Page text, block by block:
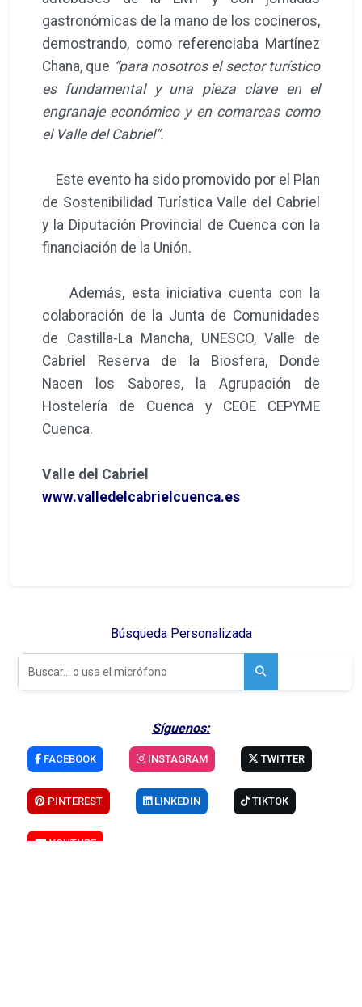
Además, esta iniciativa cuenta con la
colaboración de la Junta de Comunidades
de Castilla-La Mancha, UNESCO, Valle de
Cabriel Reserva de la Biosfera, Donde
Nacen los Sabores, la Agrupación de
Hostelería de Cuenca y CEOE CEPYME
Valle del Cabriel
www.valledelcabrielcuenca.es
Búsqueda Personalizada
FACEBOOK INSTAGRAM
Copyright © 2015-2026
Teléfono: (+34) 960 500 185 - VALENCIA (España)
Mail de contacto:info@hosteleriaenvalencia.com-Condiciones de
Servicio-Protección de Datos
NOTICIAS CULTURA Y ACTUALIDAD COMUNIDAD VALENCIANA Y RESTO DE ESPAÑA
PERIODICO GASTRONOMICO HOSTELERIA Y TURISMO